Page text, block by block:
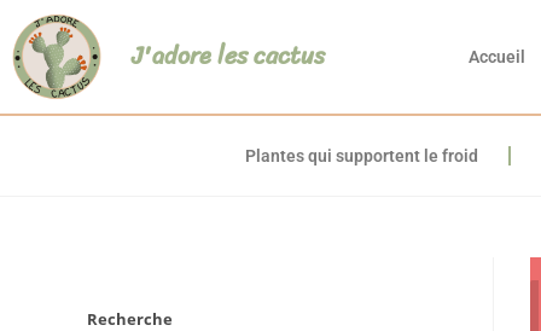
J'adore les cactus Accueil
Plantes qui supportent le froid
Recherche